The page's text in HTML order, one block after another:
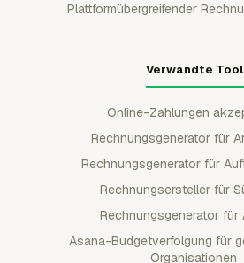
Plattformübergreifender
Verwandte
Online-Zahlungen
Rechnungsgenerator für
Rechnungsgenerator für
Rechnungsersteller für
Rechnungsgenerator für
Asana-Budgetverfolgung für
Organisationen